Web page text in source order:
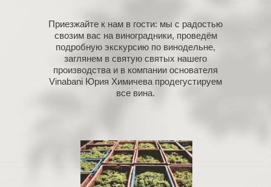
Приезжайте к нам в гости: мы с радостью
свозим вас на виноградники, проведём
подробную экскурсию по винодельне,
заглянем в святую святых нашего
производства и в компании основателя
Vinabani Юрия Химичева продегустируем
все вина.